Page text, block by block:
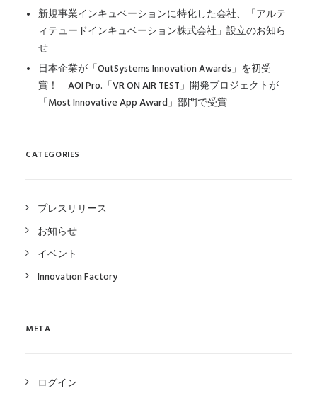
新規事業インキュベーションに特化した会社、「アルテ
ィテュードインキュベーション株式会社」設立のお知ら
せ
日本企業が「OutSystems Innovation Awards」を初受
賞！ AOI Pro.「VR ON AIR TEST」開発プロジェクトが
「Most Innovative App Award」部門で受賞
CATEGORIES
プレスリリース
お知らせ
イベント
Innovation Factory
META
ログイン